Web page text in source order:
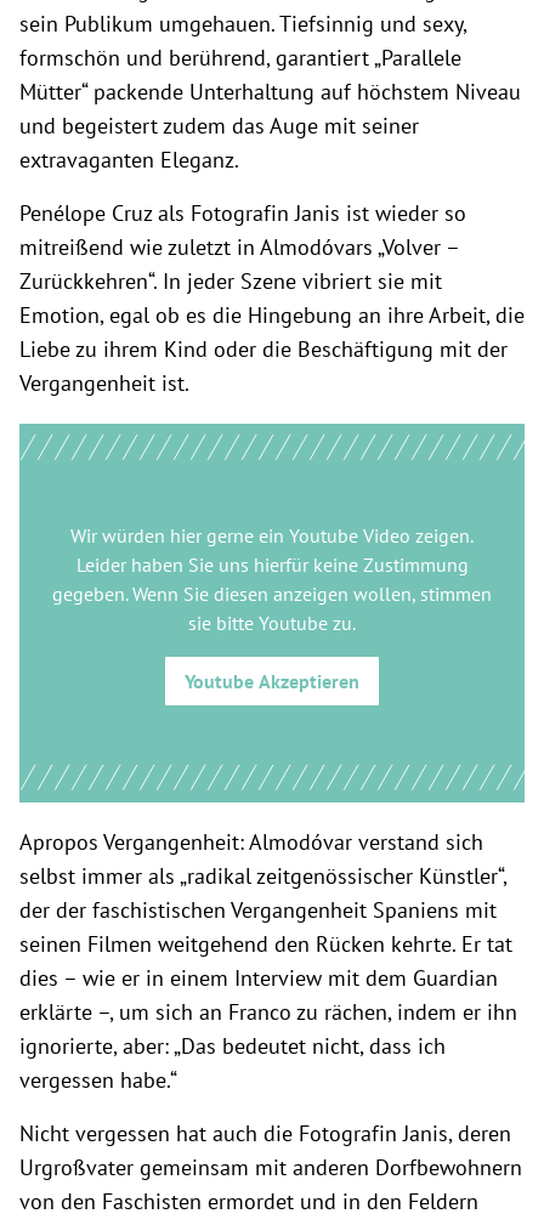
sein Publikum umgehauen. Tiefsinnig und sexy,
formschön und berührend, garantiert „Parallele
Mütter“ packende Unterhaltung auf höchstem Niveau
und begeistert zudem das Auge mit seiner
extravaganten Eleganz.
Penélope Cruz als Fotografin Janis ist wieder so
mitreißend wie zuletzt in Almodóvars „Volver –
Zurückkehren“. In jeder Szene vibriert sie mit
Emotion, egal ob es die Hingebung an ihre Arbeit, die
Liebe zu ihrem Kind oder die Beschäftigung mit der
Vergangenheit ist.
Wir würden hier gerne ein Youtube Video zeigen.
Leider haben Sie uns hierfür keine Zustimmung
gegeben. Wenn Sie diesen anzeigen wollen, stimmen
sie bitte Youtube zu.
Youtube Akzeptieren
Apropos Vergangenheit: Almodóvar verstand sich
selbst immer als „radikal zeitgenössischer Künstler“,
der der faschistischen Vergangenheit Spaniens mit
seinen Filmen weitgehend den Rücken kehrte. Er tat
dies – wie er in einem Interview mit dem Guardian
erklärte –, um sich an Franco zu rächen, indem er ihn
ignorierte, aber: „Das bedeutet nicht, dass ich
vergessen habe.“
Nicht vergessen hat auch die Fotografin Janis, deren
Urgroßvater gemeinsam mit anderen Dorfbewohnern
von den Faschisten ermordet und in den Feldern